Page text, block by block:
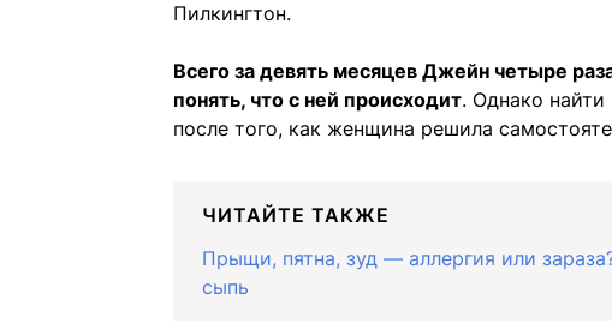
Пилкингтон.
Всего за девять месяцев Джейн четыре
понять, что с ней происходит. Однако найти
после того, как женщина решила
ЧИТАЙТЕ ТАКЖЕ
Прыщи, пятна, зуд — аллергия или
сыпь